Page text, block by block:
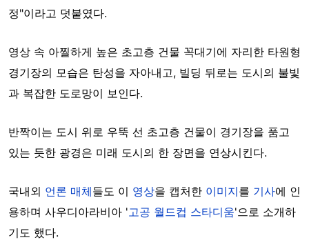
정"이라고 덧붙였다.
영상 속 아찔하게 높은 초고층 건물 꼭대기에 자리한 타원형
경기장의 모습은 탄성을 자아내고, 빌딩 뒤로는 도시의 불빛
과 복잡한 도로망이 보인다.
반짝이는 도시 위로 우뚝 선 초고층 건물이 경기장을 품고
있는 듯한 광경은 미래 도시의 한 장면을 연상시킨다.
국내외 언론 매체들도 이 영상을 캡처한 이미지를 기사에 인
용하며 사우디아라비아 '고공 월드컵 스타디움'으로 소개하
기도 했다.